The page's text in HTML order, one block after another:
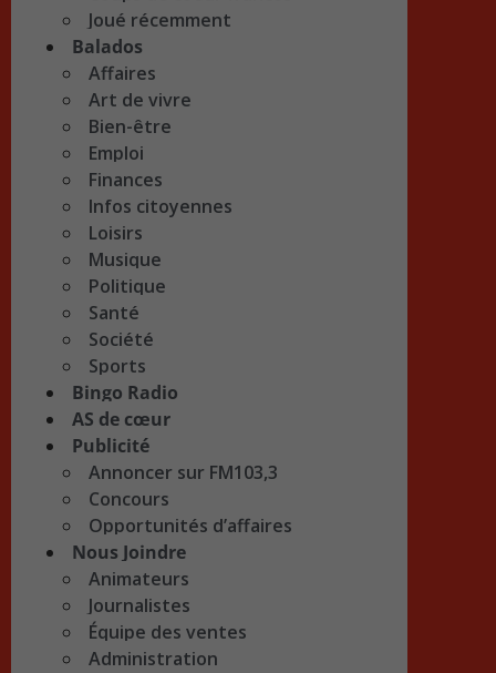
Joué récemment
Balados
Affaires
Art de vivre
Bien-être
Emploi
Finances
Infos citoyennes
Loisirs
Musique
Politique
Santé
Société
Sports
Bingo Radio
AS de cœur
Publicité
Annoncer sur FM103,3
Concours
Opportunités d’affaires
Nous Joindre
Animateurs
Journalistes
Équipe des ventes
Administration